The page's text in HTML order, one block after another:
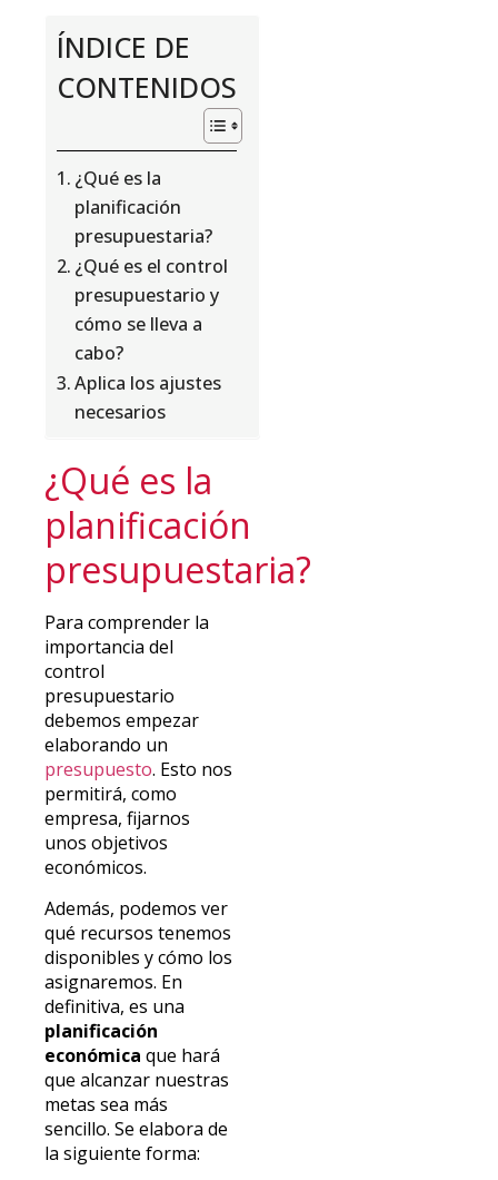
ÍNDICE DE
CONTENIDOS
¿Qué es la
planificación
presupuestaria?
¿Qué es el control
presupuestario y
cómo se lleva a
cabo?
Aplica los ajustes
necesarios
¿Qué es la
planificación
presupuestaria?
Para comprender la
importancia del
control
presupuestario
debemos empezar
elaborando un
presupuesto. Esto nos
permitirá, como
empresa, fijarnos
unos objetivos
económicos.
Además, podemos ver
qué recursos tenemos
disponibles y cómo los
asignaremos. En
definitiva, es una
planificación
económica que hará
que alcanzar nuestras
metas sea más
sencillo. Se elabora de
la siguiente forma: